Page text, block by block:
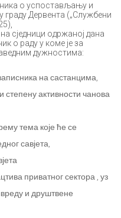
о успостављању и
граду Дервента („Службени
сједници одржаној дана
о раду у коме је за
дужностима:
на састанцима,
активности чанова
тема које ће се
савјета,
приватног сектора , уз
и друштвене